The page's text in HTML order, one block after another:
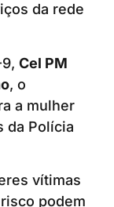
da rede
Cel PM
, o
a mulher
da Polícia
vítimas
podem